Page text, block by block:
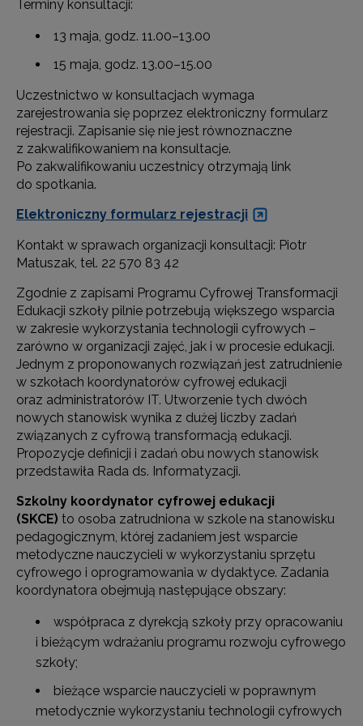
Terminy konsultacji:
13 maja, godz. 11.00–13.00
15 maja, godz. 13.00–15.00
Uczestnictwo w konsultacjach wymaga
zarejestrowania się poprzez elektroniczny formularz
rejestracji. Zapisanie się nie jest równoznaczne
z zakwalifikowaniem na konsultacje.
Po zakwalifikowaniu uczestnicy otrzymają link
do spotkania.
Elektroniczny formularz rejestracji
Kontakt w sprawach organizacji konsultacji: Piotr
Matuszak, tel. 22 570 83 42
Zgodnie z zapisami Programu Cyfrowej Transformacji
Edukacji szkoły pilnie potrzebują większego wsparcia
w zakresie wykorzystania technologii cyfrowych –
zarówno w organizacji zajęć, jak i w procesie edukacji.
Jednym z proponowanych rozwiązań jest zatrudnienie
w szkołach koordynatorów cyfrowej edukacji
oraz administratorów IT. Utworzenie tych dwóch
nowych stanowisk wynika z dużej liczby zadań
związanych z cyfrową transformacją edukacji.
Propozycje definicji i zadań obu nowych stanowisk
przedstawiła Rada ds. Informatyzacji.
Szkolny koordynator cyfrowej edukacji
(SKCE) to osoba zatrudniona w szkole na stanowisku
pedagogicznym, której zadaniem jest wsparcie
metodyczne nauczycieli w wykorzystaniu sprzętu
cyfrowego i oprogramowania w dydaktyce. Zadania
koordynatora obejmują następujące obszary:
współpraca z dyrekcją szkoły przy opracowaniu
i bieżącym wdrażaniu programu rozwoju cyfrowego
szkoły;
bieżące wsparcie nauczycieli w poprawnym
metodycznie wykorzystaniu technologii cyfrowych